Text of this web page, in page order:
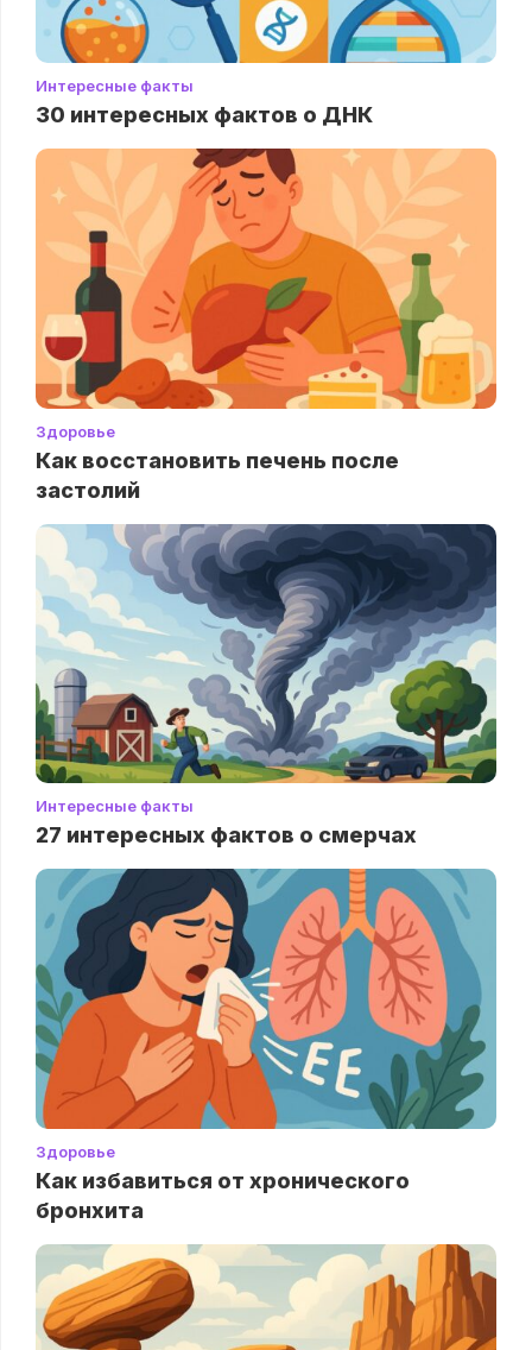
Интересные факты
30 интересных фактов о ДНК
Здоровье
Как восстановить печень после
застолий
Интересные факты
27 интересных фактов о смерчах
Здоровье
Как избавиться от хронического
бронхита